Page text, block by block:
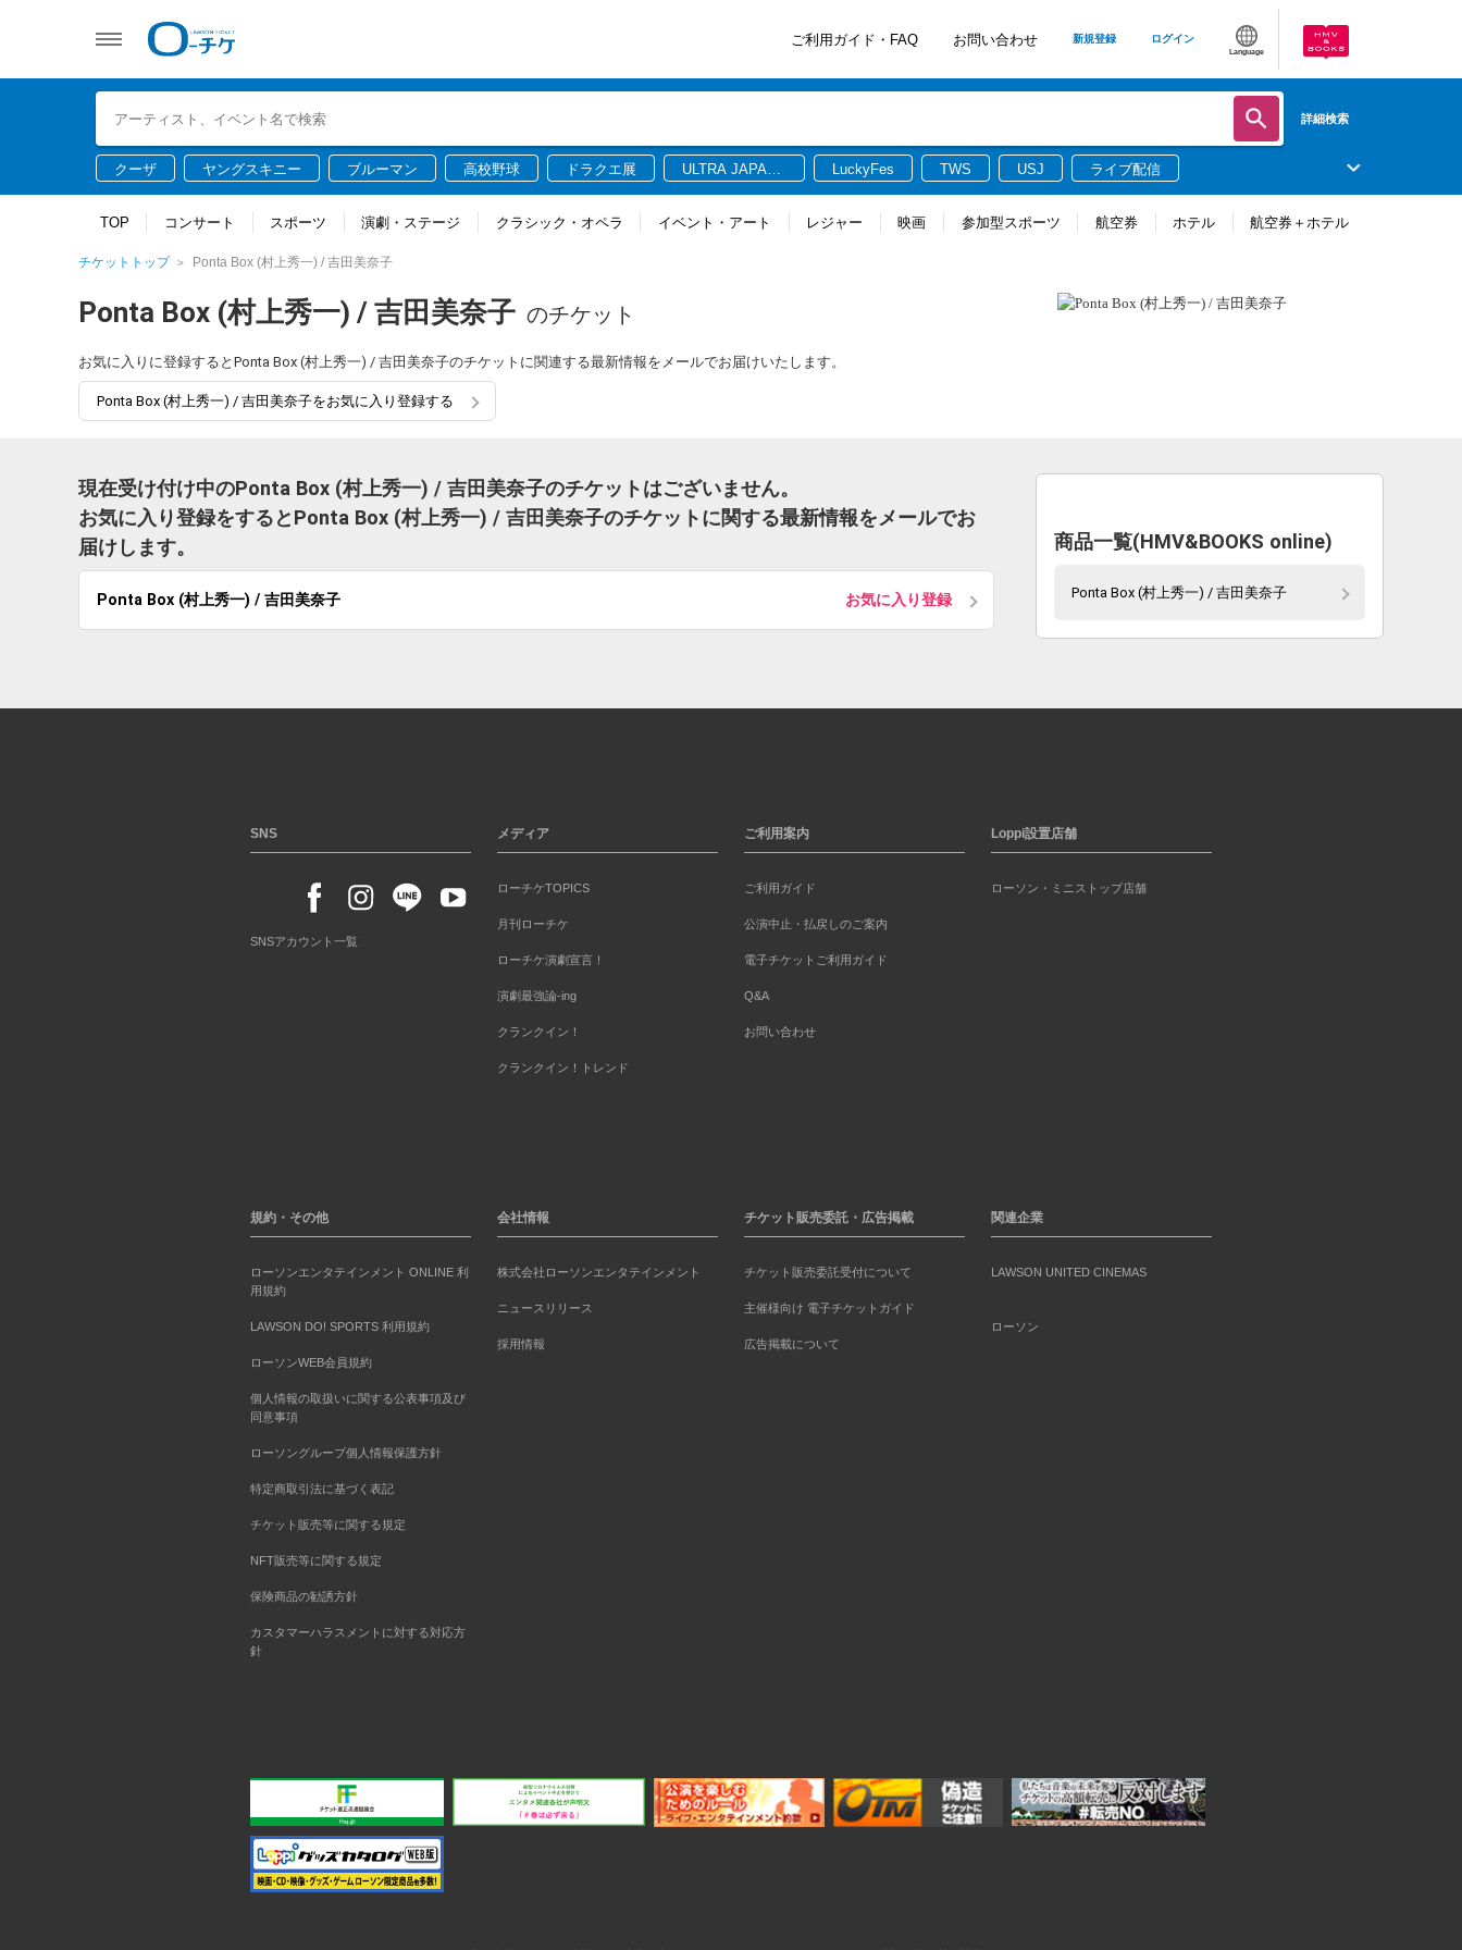
ご利用ガイド・FAQ お問い合わせ 新規登録 ログイン
Language
詳細検索
クーザ ヤングスキニー ブルーマン 高校野球 ドラクエ展
ULTRA JAPAN
LuckyFes TWS USJ ライブ配信
TOP コンサート スポーツ 演劇・ステージ クラシック・オペラ イベント・アート レジャー 映画 参加型スポーツ 航空券 ホテル 航空券＋ホテル
チケットトップ Ponta Box (村上秀一) / 吉田美奈子
Ponta Box (村上秀一) / 吉田美奈子 のチケット
お気に入りに登録するとPonta Box (村上秀一) / 吉田美奈子のチケットに関連する最新情報をメールでお届けいたします。
Ponta Box (村上秀一) / 吉田美奈子をお気に入り登録する
現在受け付け中のPonta Box (村上秀一) / 吉田美奈子のチケットはございません。
お気に入り登録をするとPonta Box (村上秀一) / 吉田美奈子のチケットに関する最新情報をメールでお
届けします。
Ponta Box (村上秀一) / 吉田美奈子 お気に入り登録
商品一覧(HMV&BOOKS online)
Ponta Box (村上秀一) / 吉田美奈子
SNS
SNSアカウント一覧
メディア
ローチケTOPICS
月刊ローチケ
ローチケ演劇宣言！
演劇最強論-ing
クランクイン！
クランクイン！トレンド
ご利用案内
ご利用ガイド
公演中止・払戻しのご案内
電子チケットご利用ガイド
Q&A
お問い合わせ
Loppi設置店舗
ローソン・ミニストップ店舗
規約・その他
ローソンエンタテインメント ONLINE 利
用規約
LAWSON DO! SPORTS 利用規約
ローソンWEB会員規約
個人情報の取扱いに関する公表事項及び
同意事項
ローソングループ個人情報保護方針
特定商取引法に基づく表記
チケット販売等に関する規定
NFT販売等に関する規定
保険商品の勧誘方針
カスタマーハラスメントに対する対応方
針
会社情報
株式会社ローソンエンタテインメント
ニュースリリース
採用情報
チケット販売委託・広告掲載
チケット販売委託受付について
主催様向け 電子チケットガイド
広告掲載について
関連企業
LAWSON UNITED CINEMAS
ローソン